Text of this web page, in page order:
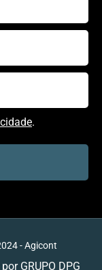
.
- Agicont
GRUPO DPG